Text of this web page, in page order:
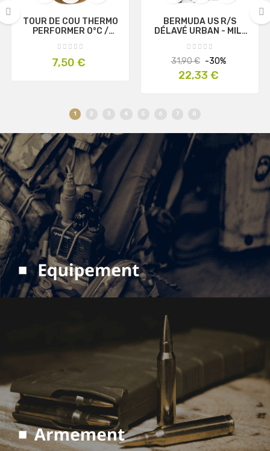
TOUR DE COU THERMO
PERFORMER 0°C /
EQUIPMENT
Prix
7,50 €
BERMUDA US R/S
DÉLAVÉ URBAN - MIL-
Prix
habituel
31,90 € -30%
22,33 €
1 2 3 4 5 6 7 8